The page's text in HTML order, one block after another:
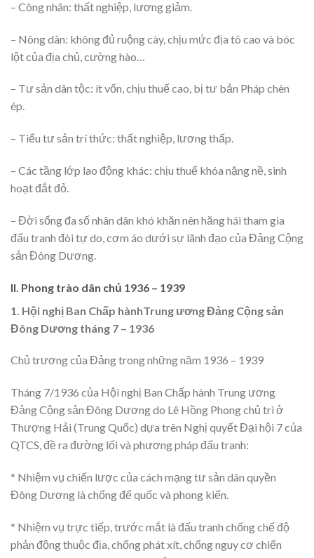
– Công nhân: thất nghiệp, lương giảm.
– Nông dân: không đủ ruộng cày, chịu mức địa tô cao và bóc
lột của địa chủ, cường hào…
– Tư sản dân tộc: ít vốn, chịu thuế cao, bị tư bản Pháp chèn
ép.
– Tiểu tư sản trí thức: thất nghiệp, lương thấp.
– Các tầng lớp lao động khác: chịu thuế khóa nặng nề, sinh
hoạt đắt đỏ.
– Đời sống đa số nhân dân khó khăn nên hăng hái tham gia
đấu tranh đòi tự do, cơm áo dưới sự lãnh đạo của Đảng Cộng
sản Đông Dương.
II. Phong trào dân chủ 1936 – 1939
1. Hội nghị Ban Chấp hànhTrung ương Đảng Cộng sản
Đông Dương tháng 7 – 1936
Chủ trương của Đảng trong những năm 1936 – 1939
Tháng 7/1936 của Hội nghị Ban Chấp hành Trung ương
Đảng Cộng sản Đông Dương do Lê Hồng Phong chủ trì ở
Thượng Hải (Trung Quốc) dựa trên Nghị quyết Đại hội 7 của
QTCS, đề ra đường lối và phương pháp đấu tranh:
* Nhiệm vụ chiến lược của cách mạng tư sản dân quyền
Đông Dương là chống đế quốc và phong kiến.
* Nhiệm vụ trực tiếp, trước mắt là đấu tranh chống chế độ
phản động thuộc địa, chống phát xít, chống nguy cơ chiến